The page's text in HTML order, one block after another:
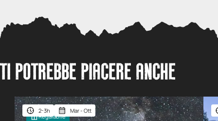
TI POTREBBE PIACERE ANCHE
Regalabile
2-3h Mar - Ott